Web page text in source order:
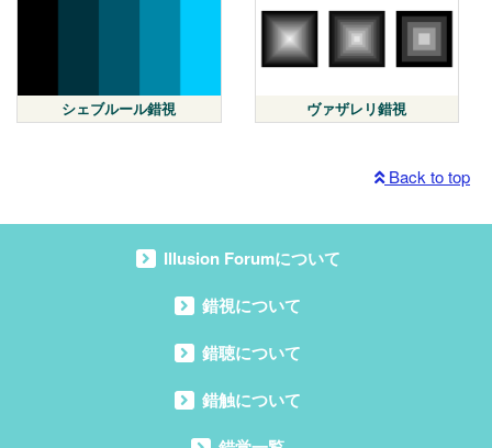
シェブルール錯視 ヴァザレリ錯視
Back to top
Illusion Forumについて
錯視について
錯聴について
錯触について